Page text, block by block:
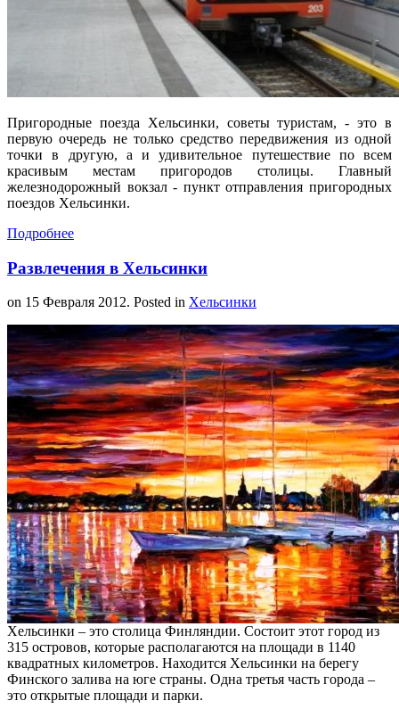
Пригородные поезда Хельсинки, советы туристам, - это в
первую очередь не только средство передвижения из одной
точки в другую, а и удивительное путешествие по всем
красивым местам пригородов столицы. Главный
железнодорожный вокзал - пункт отправления пригородных
поездов Хельсинки.
Подробнее
Развлечения в Хельсинки
on 15 Февраля 2012. Posted in Хельсинки
Хельсинки – это столица Финляндии. Состоит этот город из
315 островов, которые располагаются на площади в 1140
квадратных километров. Находится Хельсинки на берегу
Финского залива на юге страны. Одна третья часть города –
это открытые площади и парки.